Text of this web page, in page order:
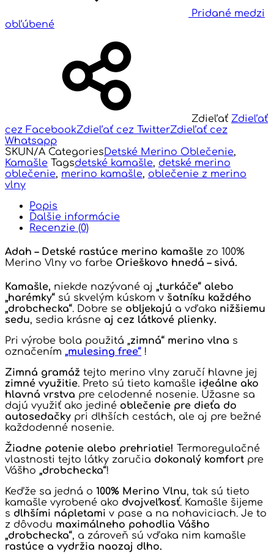
Pridané medzi
obľúbené
Zdieľať Zdieľať
cez FacebookZdieľať cez TwitterZdieľať cez
Whatsapp
SKUN/A CategoriesDetské Merino Oblečenie,
Kamašle Tagsdetské kamašle, detské merino
oblečenie, merino kamašle, oblečenie z merino
vlny
Popis
Ďalšie informácie
Recenzie (0)
Adah – Detské rastúce merino kamašle zo 100%
Merino Vlny vo farbe Orieškovo hnedá – sivá.
Kamašle, niekde nazývané aj „turkáče“ alebo
„harémky“ sú skvelým kúskom v šatníku každého
„drobchecka“. Dobre se obljekajú a vďaka nižšiemu
sedu, sedia krásne aj cez látkové plienky.
Pri výrobe bola použitá „zimná“ merino vlna s
označením „mulesing free“ !
Zimná gramáž tejto merino vlny zaručí hlavne jej
zimné využitie. Preto sú tieto kamašle ideálne ako
hlavná vrstva pre celodenné nosenie. Úžasne sa
dajú využiť ako jediné oblečenie pre dieťa do
autosedačky pri dlhších cestách, ale aj pre bežné
každodenné nosenie.
Žiadne potenie alebo prehriatie! Termoregulačné
vlastnosti tejto látky zaručia dokonalý komfort pre
Vášho „drobchecka“!
Keďže sa jedná o 100% Merino Vlnu, tak sú tieto
kamašle vyrobené ako dvojveľkosť. Kamašle šijeme
s dlhšími nápletami v pase a na nohaviciach. Je to
z dôvodu maximálneho pohodlia Vášho
„drobchecka“, a zároveň sú vďaka nim kamašle
rastúce a vydržia naozaj dlho.